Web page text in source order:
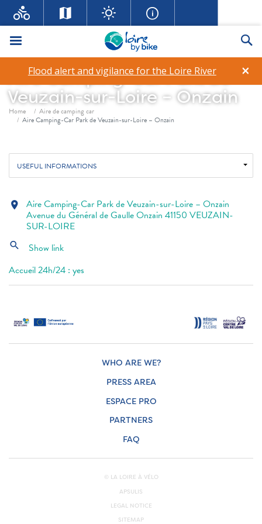
Menu
×
Flood alert and vigilance for the Loire River
Aire Camping-Car Park de
Veuzain-sur-Loire – Onzain
Breadcrumb
Home
Aire de camping car
Aire Camping-Car Park de Veuzain-sur-Loire – Onzain
USEFUL INFORMATIONS
location_on Aire Camping-Car Park de Veuzain-sur-Loire – Onzain
Avenue du Général de Gaulle Onzain 41150 VEUZAIN-
SUR-LOIRE
search
Show link
Accueil 24h/24 : yes
WHO ARE WE?
PRESS AREA
ESPACE PRO
PARTNERS
FAQ
© LA LOIRE À VÉLO
APSULIS
LEGAL NOTICE
SITEMAP